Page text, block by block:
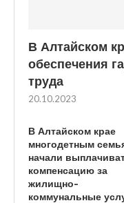
В Алтайском
обеспечения
труда
20.10.2023
В Алтайском крае
многодетным
начали
компенсацию за
жилищно-
коммунальные